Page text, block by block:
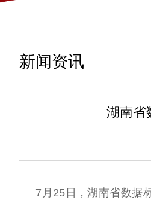
新闻资讯
湖南省
7月25日，湖南省数据标